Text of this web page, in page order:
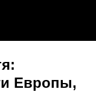
Европы,